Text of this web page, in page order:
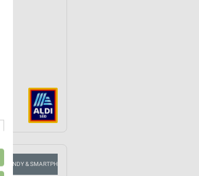
HANDY & SMARTPHONE